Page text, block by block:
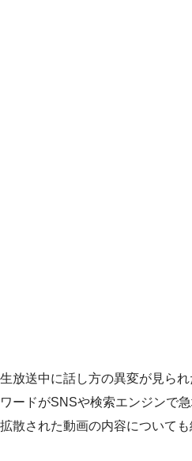
生放送中に話し方の異変が見ら
ワードがSNSや検索エンジンで
拡散された動画の内容についても